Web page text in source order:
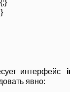
интерфейc
явно: